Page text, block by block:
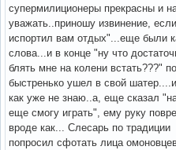
супермилиционеры прекрасны и
уважать..приношу извинение, если
испортил вам отдых"...еще были
слова...и в конце "ну что
блять мне на колени встать???"
быстренько ушел в свой
как уже не знаю..а, еще сказал
еще смогу играть", ему руку
вроде как... Слесарь по традиции
попросил сфотать лица